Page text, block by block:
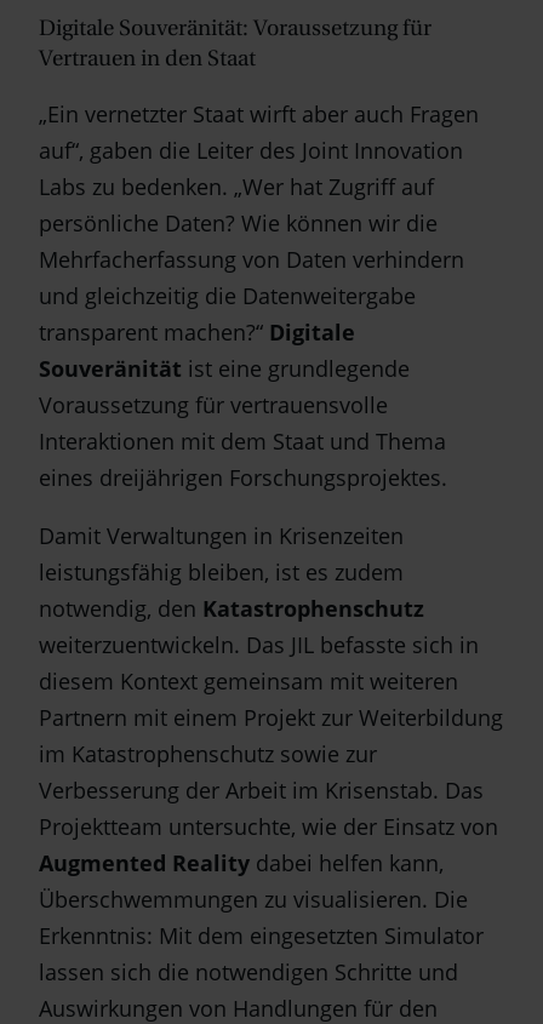
Digitale Souveränität: Voraussetzung für
Vertrauen in den Staat
„Ein vernetzter Staat wirft aber auch Fragen
auf“, gaben die Leiter des Joint Innovation
Labs zu bedenken. „Wer hat Zugriff auf
persönliche Daten? Wie können wir die
Mehrfacherfassung von Daten verhindern
und gleichzeitig die Datenweitergabe
transparent machen?“ Digitale
Souveränität ist eine grundlegende
Voraussetzung für vertrauensvolle
Interaktionen mit dem Staat und Thema
eines dreijährigen Forschungsprojektes.
Damit Verwaltungen in Krisenzeiten
leistungsfähig bleiben, ist es zudem
notwendig, den Katastrophenschutz
weiterzuentwickeln. Das JIL befasste sich in
diesem Kontext gemeinsam mit weiteren
Partnern mit einem Projekt zur Weiterbildung
im Katastrophenschutz sowie zur
Verbesserung der Arbeit im Krisenstab. Das
Projektteam untersuchte, wie der Einsatz von
Augmented Reality dabei helfen kann,
Überschwemmungen zu visualisieren. Die
Erkenntnis: Mit dem eingesetzten Simulator
lassen sich die notwendigen Schritte und
Auswirkungen von Handlungen für den